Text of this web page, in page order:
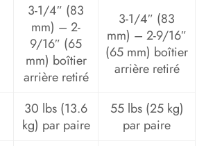
3-1/4″ (83
mm) – 2-
9/16″ (65
mm) boîtier
arrière retiré
3-1/4″ (83
mm) – 2-9/16″
(65 mm) boîtier
arrière retiré
30 lbs (13.6
kg) par paire
55 lbs (25 kg)
par paire